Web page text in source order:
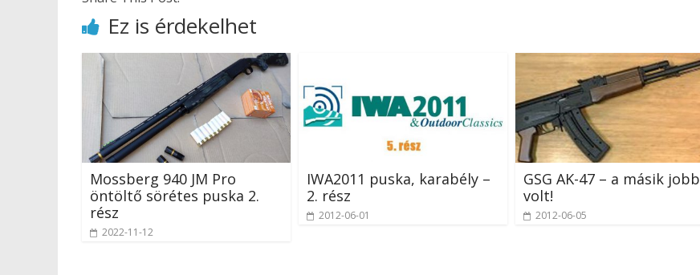
Ez is érdekelhet
Mossberg 940 JM Pro
öntöltő sörétes puska 2.
rész
2022-11-12
IWA2011 puska, karabély –
2. rész
2012-06-01
GSG AK-47 – a másik jobb
volt!
2012-06-05